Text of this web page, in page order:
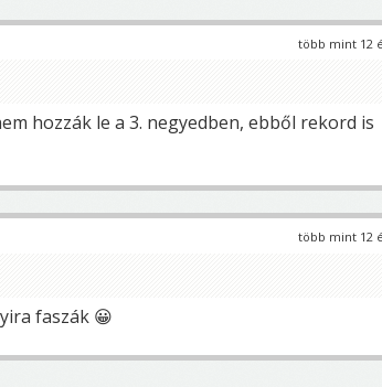
több mint 12
hozzák le a 3. negyedben, ebből rekord is
több mint 12
faszák 😀